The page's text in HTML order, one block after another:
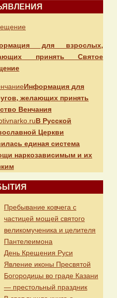
для взрослых,
принять Святое
Информация для
желающих принять
Венчания
В Русской
Церкви
единая система
наркозависимым и их
Пребывание ковчега с
частицей мощей святого
великомученика и целителя
Пантелеимона
День Крещения Руси
Явление иконы Пресвятой
Богородицы во граде Казани
— престольный праздник